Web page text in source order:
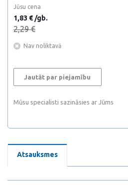
Jūsu cena
1,83 € /gb.
2,29 €
Nav noliktavā
Jautāt par piejamību
Mūsu specialisti sazināsies ar Jūms
Atsauksmes